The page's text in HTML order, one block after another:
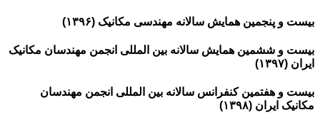
بیست و پنجمین همایش سالانه مهندسی مکانیک (۱۳۹۶)
بیست و ششمین همایش سالانه بین­ المللی انجمن مهندسان مکانیک
ایران (۱۳۹۷)
بیست و هفتمین کنفرانس سالانه بین المللی انجمن مهندسان
مکانیک ایران (۱۳۹۸)